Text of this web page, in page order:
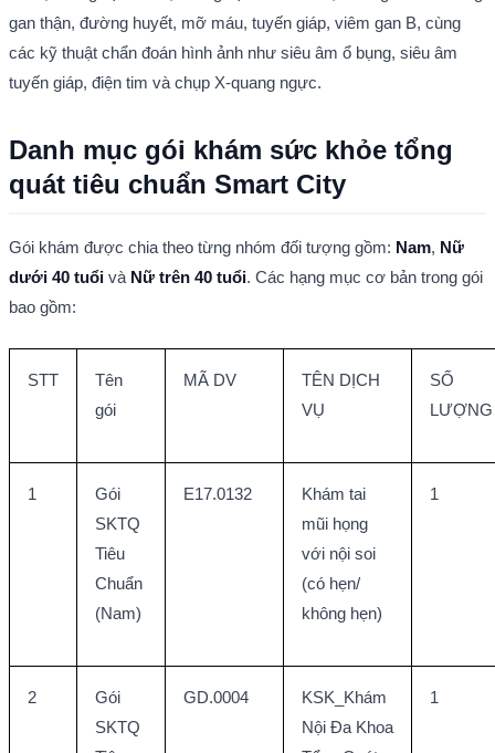
gan thận, đường huyết, mỡ máu, tuyến giáp, viêm gan B, cùng
các kỹ thuật chẩn đoán hình ảnh như siêu âm ổ bụng, siêu âm
tuyến giáp, điện tim và chụp X-quang ngực.
Danh mục gói khám sức khỏe tổng
quát tiêu chuẩn Smart City
Gói khám được chia theo từng nhóm đối tượng gồm: Nam, Nữ
dưới 40 tuổi và Nữ trên 40 tuổi. Các hạng mục cơ bản trong gói
bao gồm:
STT
Tên
gói
MÃ DV
TÊN DỊCH
VỤ
SỐ
LƯỢNG
1
Gói
SKTQ
Tiêu
Chuẩn
(Nam)
E17.0132
Khám tai
mũi họng
với nội soi
(có hẹn/
không hẹn)
1
2
Gói
SKTQ
GD.0004
KSK_Khám
Nội Đa Khoa
1